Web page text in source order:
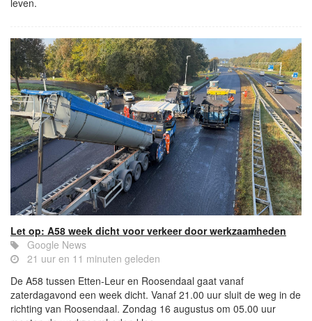
leven.
Let op: A58 week dicht voor verkeer door werkzaamheden
Google News
21 uur en 11 minuten geleden
De A58 tussen Etten-Leur en Roosendaal gaat vanaf
zaterdagavond een week dicht. Vanaf 21.00 uur sluit de weg in de
richting van Roosendaal. Zondag 16 augustus om 05.00 uur